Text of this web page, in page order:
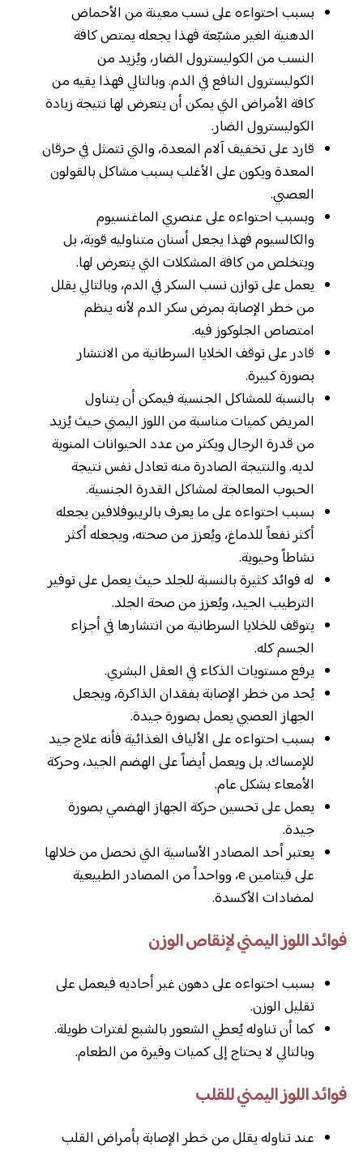
بسبب احتواءه على نسب معينة من الأحماض
الدهنية الغير مشبّعة فهذا يجعله يمتص كافة
النسب من الكوليسترول الضار، ويُزيد من
الكوليسترول النافع في الدم. وبالتالي فهذا يقيه من
كافة الأمراض التي يمكن أن يتعرض لها نتيجة زيادة
الكوليسترول الضار.
قارد على تخفيف آلام المعدة، والتي تتمثل في حرقان
المعدة ويكون على الأغلب بسبب مشاكل بالقولون
العصبي.
وبسبب احتواءه على عنصري الماغنسيوم
والكالسيوم فهذا يجعل أسنان متناوليه قوية، بل
ويتخلص من كافة المشكلات التي يتعرض لها.
يعمل على توازن نسب السكر في الدم، وبالتالي يقلل
من خطر الإصابة بمرض سكر الدم لأنه ينظم
امتصاص الجلوكوز فيه.
قادر على توقف الخلايا السرطانية من الانتشار
بصورة كبيرة.
بالنسبة للمشاكل الجنسية فيمكن أن يتناول
المريض كميات مناسبة من اللوز اليمني حيث يُزيد
من قدرة الرجال ويكثر من عدد الحيوانات المنوية
لديه. والنتيجة الصادرة منه تعادل نفس نتيجة
الحبوب المعالجة لمشاكل القدرة الجنسية.
بسبب احتواءه على ما يعرف بالريبوفلافين يجعله
أكثر نفعاً للدماغ، ويُعزز من صحته، ويجعله أكثر
نشاطاً وحيوية.
له فوائد كثيرة بالنسبة للجلد حيث يعمل على توفير
الترطيب الجيد، ويُعزز من صحة الجلد.
يتوقف للخلايا السرطانية من انتشارها في أجزاء
الجسم كله.
يرفع مستويات الذكاء في العقل البشري.
يُحد من خطر الإصابة بفقدان الذاكرة، ويجعل
الجهاز العصبي يعمل بصورة جيدة.
بسبب احتواءه على الألياف الغذائية فأنه علاج جيد
للإمساك. بل ويعمل أيضاً على الهضم الجيد، وحركة
الأمعاء بشكل عام.
يعمل على تحسين حركة الجهاز الهضمي بصورة
جيدة.
يعتبر أحد المصادر الأساسية التي نحصل من خلالها
على فيتامين e، وواحداً من المصادر الطبيعية
لمضادات الأكسدة.
فوائد اللوز اليمني لإنقاص الوزن
بسبب احتواءه على دهون غير أحاديه فيعمل على
تقليل الوزن.
كما أن تناوله يُعطي الشعور بالشبع لفترات طويلة.
وبالتالي لا يحتاج إلى كميات وفيرة من الطعام.
فوائد اللوز اليمني للقلب
عند تناوله يقلل من خطر الإصابة بأمراض القلب